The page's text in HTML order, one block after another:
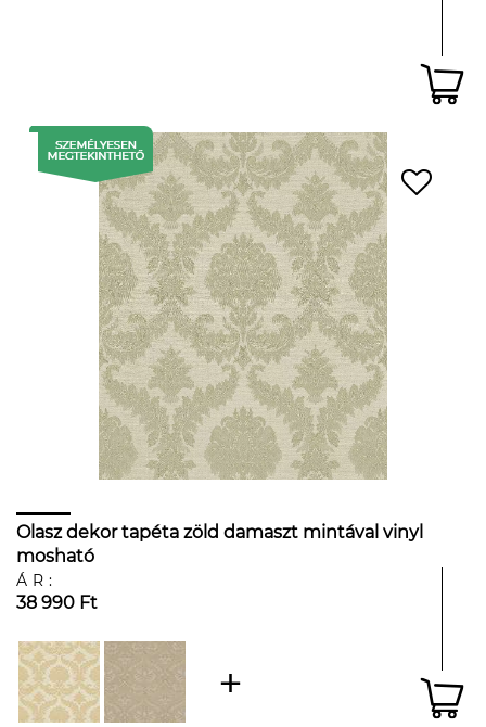
Olasz dekor tapéta zöld damaszt mintával vinyl
mosható
ÁR:
38 990 Ft